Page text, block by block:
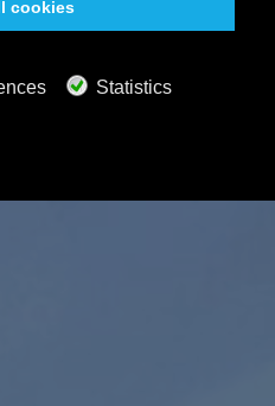
Erweiterte Playlist